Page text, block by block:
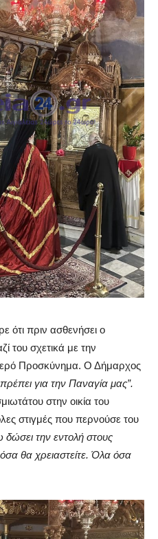
ότι πριν ασθενήσει ο
του σχετικά με την
Προσκύνημα. Ο Δήμαρχος
πρέπει για την Παναγία μας”.
στην οικία του
στιγμές που περνούσε του
την εντολή στους
θα χρειαστείτε. Όλα όσα